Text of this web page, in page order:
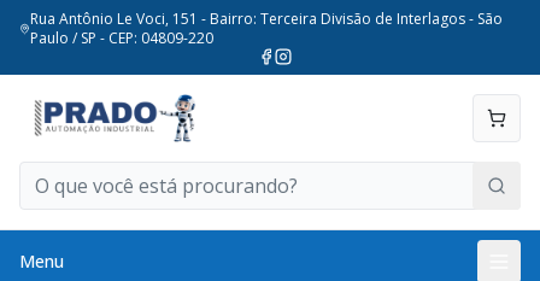
Rua Antônio Le Voci, 151 - Bairro: Terceira Divisão de Interlagos - São
Paulo / SP - CEP: 04809-220
Menu